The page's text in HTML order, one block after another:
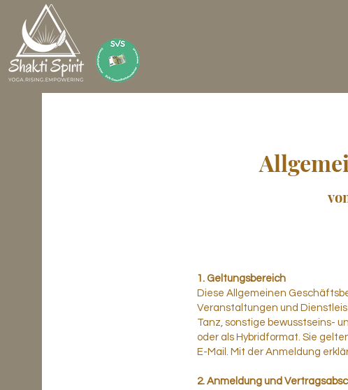
1. Geltungsbereich
Diese Allgemeinen
Veranstaltungen und
Tanz, sonstige bewusstseins-
oder als Hybridformat. Sie
E-Mail. Mit der Anmeldung
2. Anmeldung und